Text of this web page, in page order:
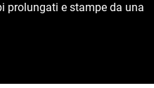
prolungati e stampe da una